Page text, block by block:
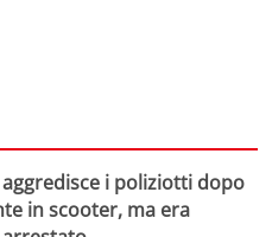
i poliziotti dopo
in scooter, ma era